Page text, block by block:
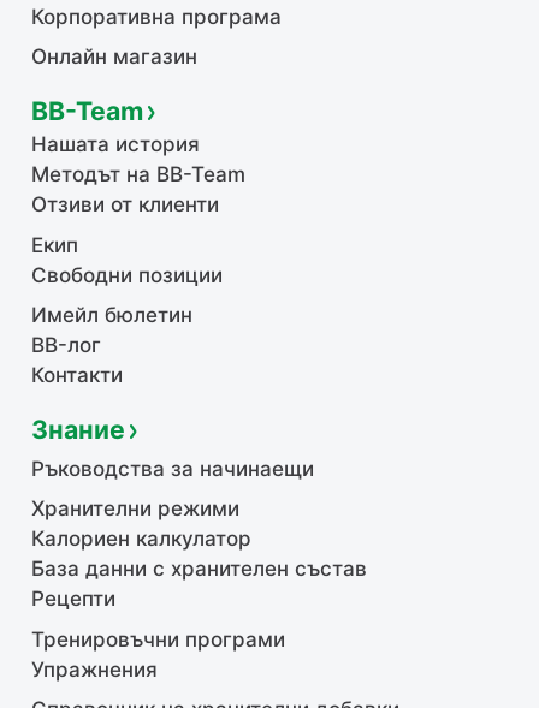
Корпоративна програма
Онлайн магазин
BB-Team
Нашата история
Методът на BB-Team
Отзиви от клиенти
Екип
Свободни позиции
Имейл бюлетин
BB-лог
Контакти
Знание
Ръководства за начинаещи
Хранителни режими
Калориен калкулатор
База данни с хранителен състав
Рецепти
Тренировъчни програми
Упражнения